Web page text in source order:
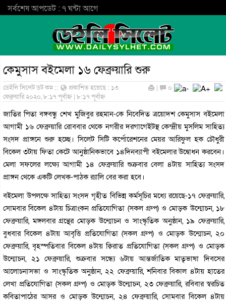
সর্বশেষ আপডেট : ৭ ঘন্টা আগে
কেমুসাস বইমেলা ১৬ ফেব্রুয়ারি শুরু
ডেইলি সিলেট ডট কম ::
প্রকাশিত হয়েছে : ১৩
ফেব্রুয়ারি ২০২০, ৮:১৭ পূর্বাহ্ন | ৮:১৭ পূর্বাহ্ন
| ০
জাতির পিতা বঙ্গবন্ধু শেখ মুজিবুর রহমান-কে নিবেদিত ত্রয়োদশ কেমুসাস বইমেলা
আগামী ১৬ ফেব্রুয়ারি রোববার থেকে নগরীর দরগাগেইটস্থ কেন্দ্রীয় মুসলিম সাহিত্য
সংসদ প্রাঙ্গনে শুরু হচ্ছে। সিলেট সিটি কর্পোরেশনের মেয়র আরিফুল হক চৌধুরী
বিকেল ৩টায় ফিতা কেটে আনুষ্ঠানিকভাবে ১৪দিনব্যাপী বইমেলার উদ্বোধন করবেন।
মেলা সফলের লক্ষ্যে আগামী ১৪ ফেব্রুয়ারি শুক্রবার বেলা ৪টায় সাহিত্য সংসদ
প্রাঙ্গন থেকে একটি লেখক-পাঠক র‌্যালি বের করা হবে।
বইমেলা উপলক্ষে সাহিত্য সংসদ গৃহীত বিভিন্ন কর্মসূচির মধ্যে রয়েছে-১৭ ফেব্রুয়ারি,
সোমবার বিকেল ৪টায় চিত্রাংকন প্রতিযোগিতা (সকল গ্রুপ) ও মোড়ক উন্মোচন, ১৮
ফেব্রুয়ারি, মঙ্গলবার গ্রন্থের মোড়ক উন্মোচন ও সাংস্কৃতিক অনুষ্ঠান, ১৯ ফেব্রুয়ারি,
বুধবার বিকেল ৪টায় আবৃত্তি প্রতিযোগিতা (সকল গ্রুপ) ও মোড়ক উন্মোচন, ২০
ফেব্রুয়ারি, বৃহস্পতিবার বিকেল ৪টায় ক্বিরাত প্রতিযোগিতা (সকল গ্রুপ) ও মোড়ক
উন্মোচন, ২১ ফেব্রুয়ারি, শুক্রবার সন্ধ্যে ৬টায় আন্তর্জাতিক মাতৃভাষা দিবসের
আলোচনাসভা ও সাংস্কৃতিক অনুষ্ঠান, ২২ ফেব্রুয়ারি, শনিবার বিকাল ৪টায় হাতের
লেখা প্রতিযোগিতা (সকল গ্রুপ) ও মোড়ক উন্মোচন, ২৩ ফেব্রুয়ারি, রবিবার স্বরচিত
কবিতাপাঠের আসর ও মোড়ক উন্মোচন, ২৪ ফেব্রুয়ারি, সোমবার বিকেল ৪টায়